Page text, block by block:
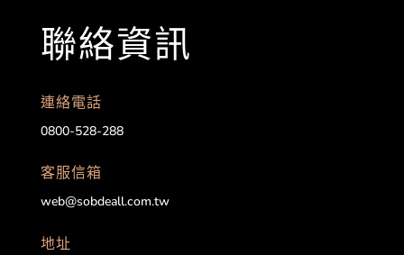
聯絡資訊
連絡電話
0800-528-288
客服信箱
web@sobdeall.com.tw
地址